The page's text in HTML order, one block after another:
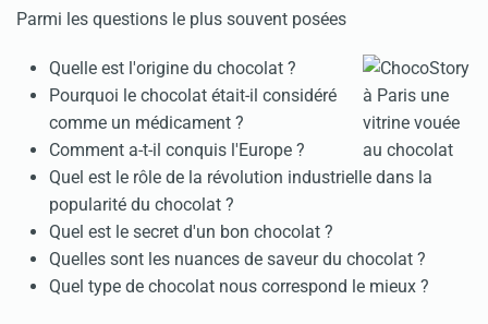
Parmi les questions le plus souvent posées
Quelle est l'origine du chocolat ?
Pourquoi le chocolat était-il considéré
comme un médicament ?
Comment a-t-il conquis l'Europe ?
Quel est le rôle de la révolution industrielle dans la
popularité du chocolat ?
Quel est le secret d'un bon chocolat ?
Quelles sont les nuances de saveur du chocolat ?
Quel type de chocolat nous correspond le mieux ?